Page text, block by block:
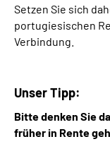
Setzen Sie sich
portugiesischen
Verbindung.
Unser Tipp:
Bitte denken Sie
früher in Rente